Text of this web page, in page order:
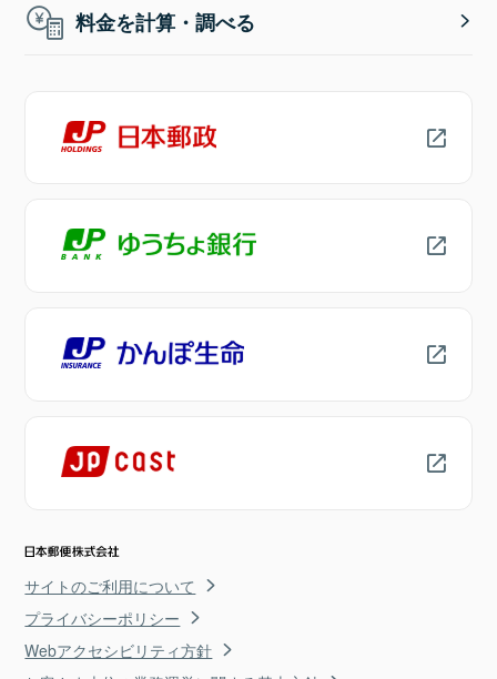
料金を計算・調べる
サイトのご利用について
プライバシーポリシー
Webアクセシビリティ方針